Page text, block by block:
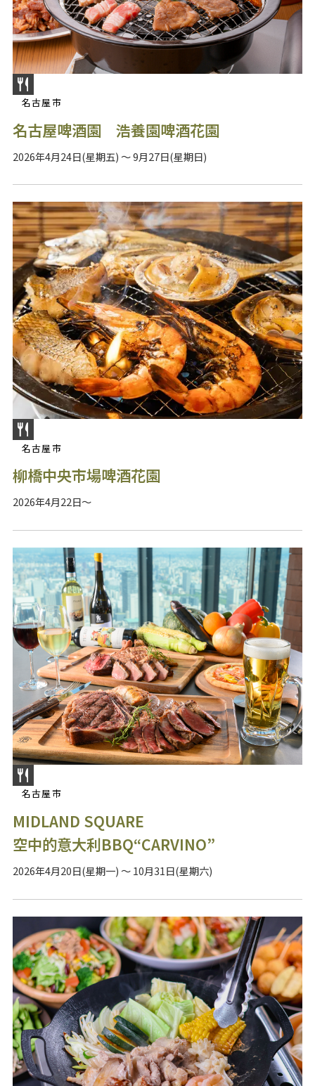
名古屋市
名古屋啤酒園 浩養園啤酒花園
2026年4月24日(星期五) ～ 9月27日(星期日)
名古屋市
柳橋中央市場啤酒花園
2026年4月22日～
名古屋市
MIDLAND SQUARE
空中的意大利BBQ“CARVINO”
2026年4月20日(星期一) ～ 10月31日(星期六)